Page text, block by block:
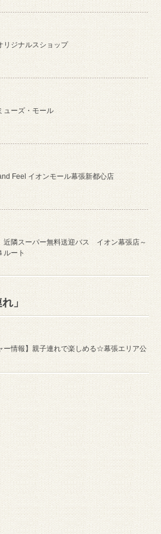
リジナルスショップ
ューズ・モール
Feel イオンモール幕張新都心店
近隣スーパー無料送迎バス イオン幕張店～
ルート
」
ー情報】親子連れで楽しめる☆幕張エリア公